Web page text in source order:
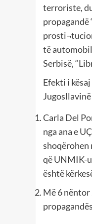
terroriste,
propagandë
të
Serbisë,
Efekti i
Carla Del
nga ana e
shoqërohen
që UNMIK-
është
Më 6 nëntor